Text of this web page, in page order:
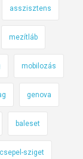
asszisztens
mezítláb
mobilozás
genova
baleset
csepel-sziget